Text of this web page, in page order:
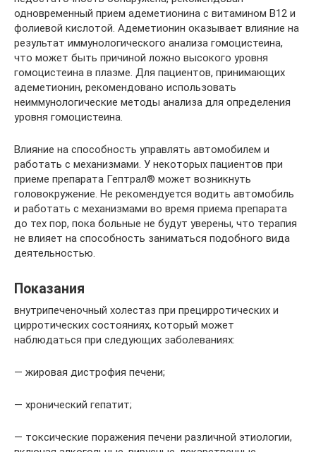
одновременный прием адеметионина с витамином В12 и
фолиевой кислотой. Адеметионин оказывает влияние на
результат иммунологического анализа гомоцистеина,
что может быть причиной ложно высокого уровня
гомоцистеина в плазме. Для пациентов, принимающих
адеметионин, рекомендовано использовать
неиммунологические методы анализа для определения
уровня гомоцистеина.
Влияние на способность управлять автомобилем и
работать с механизмами. У некоторых пациентов при
приеме препарата Гептрал® может возникнуть
головокружение. Не рекомендуется водить автомобиль
и работать с механизмами во время приема препарата
до тех пор, пока больные не будут уверены, что терапия
не влияет на способность заниматься подобного вида
деятельностью.
Показания
внутрипеченочный холестаз при прецирротических и
цирротических состояниях, который может
наблюдаться при следующих заболеваниях:
— жировая дистрофия печени;
— хронический гепатит;
— токсические поражения печени различной этиологии,